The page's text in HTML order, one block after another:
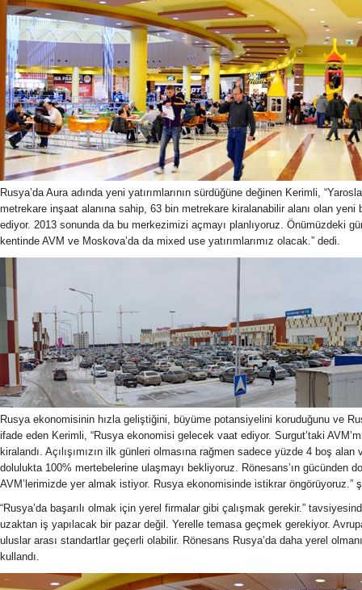
Rusya’da Aura adında yeni yatırımlarının sürdüğüne değinen Kerimli,
metrekare inşaat alanına sahip, 63 bin metrekare kiralanabilir alanı olan yeni
ediyor. 2013 sonunda da bu merkezimizi açmayı planlıyoruz. Önümüzdeki
kentinde AVM ve Moskova’da da mixed use yatırımlarımız olacak.” dedi.
Rusya ekonomisinin hızla geliştiğini, büyüme potansiyelini koruduğunu ve
ifade eden Kerimli, “Rusya ekonomisi gelecek vaat ediyor. Surgut’taki
kiralandı. Açılışımızın ilk günleri olmasına rağmen sadece yüzde 4 boş
dolulukta 100% mertebelerine ulaşmayı bekliyoruz. Rönesans’ın gücünden
AVM’lerimizde yer almak istiyor. Rusya ekonomisinde istikrar öngörüyoruz.”
“Rusya’da başarılı olmak için yerel firmalar gibi çalışmak gerekir.”
uzaktan iş yapılacak bir pazar değil. Yerelle temasa geçmek gerekiyor.
uluslar arası standartlar geçerli olabilir. Rönesans Rusya’da daha yerel
kullandı.